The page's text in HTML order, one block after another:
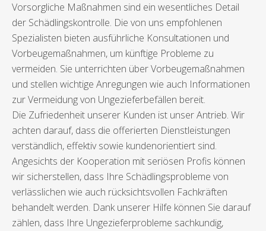
Vorsorgliche Maßnahmen sind ein wesentliches Detail
der Schädlingskontrolle. Die von uns empfohlenen
Spezialisten bieten ausführliche Konsultationen und
Vorbeugemaßnahmen, um künftige Probleme zu
vermeiden. Sie unterrichten über Vorbeugemaßnahmen
und stellen wichtige Anregungen wie auch Informationen
zur Vermeidung von Ungezieferbefällen bereit.
Die Zufriedenheit unserer Kunden ist unser Antrieb. Wir
achten darauf, dass die offerierten Dienstleistungen
verständlich, effektiv sowie kundenorientiert sind.
Angesichts der Kooperation mit seriösen Profis können
wir sicherstellen, dass Ihre Schädlingsprobleme von
verlässlichen wie auch rücksichtsvollen Fachkräften
behandelt werden. Dank unserer Hilfe können Sie darauf
zählen, dass Ihre Ungezieferprobleme sachkundig,